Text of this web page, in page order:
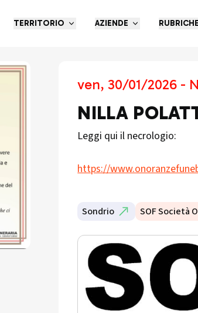
TERRITORIO AZIENDE RUBRICHE
ven, 30/01/2026 -
NILLA
Leggi qui il necrologio:
https://
Sondrio SOF Società